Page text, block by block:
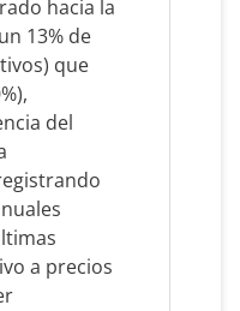
hacia la
13% de
que
del
a precios